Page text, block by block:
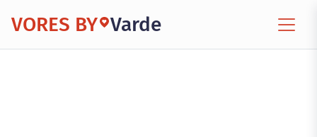
VORES BY Varde